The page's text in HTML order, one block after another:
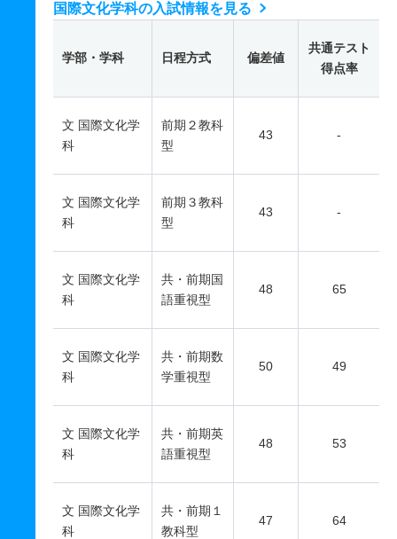
国際文化学科の入試情報を見る
学部・学科 日程方式 偏差値
共通テスト
得点率
文 国際文化学
科
前期２教科
型
43 -
文 国際文化学
科
前期３教科
型
43 -
文 国際文化学
科
共・前期国
語重視型
48 65
文 国際文化学
科
共・前期数
学重視型
50 49
文 国際文化学
科
共・前期英
語重視型
48 53
文 国際文化学
科
共・前期１
教科型
47 64